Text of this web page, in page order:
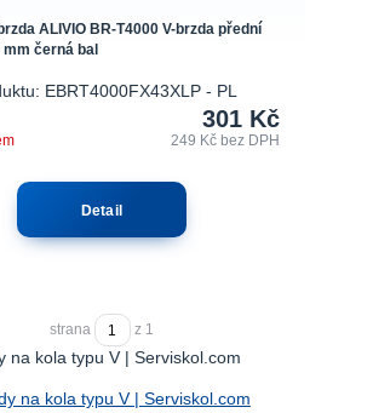
ALIVIO BR-T4000 V-brzda přední
mm černá bal
EBRT4000FX43XLP - PL
301 Kč
249 Kčbez DPH
Detail
strana z 1
na kola typu V | Serviskol.com